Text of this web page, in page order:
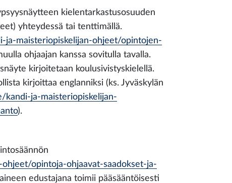
kielentarkastusosuuden
yhteydessä tai tenttimällä.
maisteriopiskelijan-ohjeet/opintojen-
ohjaajan kanssa sovitulla tavalla.
kirjoitetaan koulusivistyskielellä.
kirjoittaa englanniksi (ks. Jyväskylän
ja-maisteriopiskelijan-
).
opintoja-ohjaavat-saadokset-ja-
edustajana toimii pääsääntöisesti